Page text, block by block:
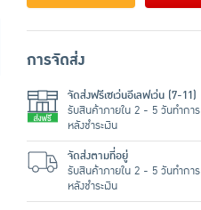
การจัดส่ง
จัดส่งฟรีเซเว่นอีเลฟเว่น (7-11)
รับสินค้าภายใน 2 - 5 วันทำการ
หลังชำระเงิน
จัดส่งตามที่อยู่
รับสินค้าภายใน 2 - 5 วันทำการ
หลังชำระเงิน